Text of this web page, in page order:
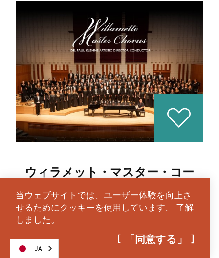
ウィラメット・マスター・コー
私書箱 585
オレゴン州セーラム 97301
当ウェブサイトでは、ユーザー体験を向上さ
せるためにクッキーを使用しています。 了解
しました。
「同意する」
JA